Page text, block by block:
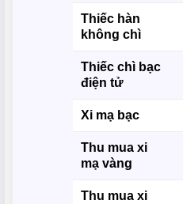
Thiếc hàn
không chì
Thiếc chì bạc
điện tử
Xi mạ bạc
Thu mua xi
mạ vàng
Thu mua xi